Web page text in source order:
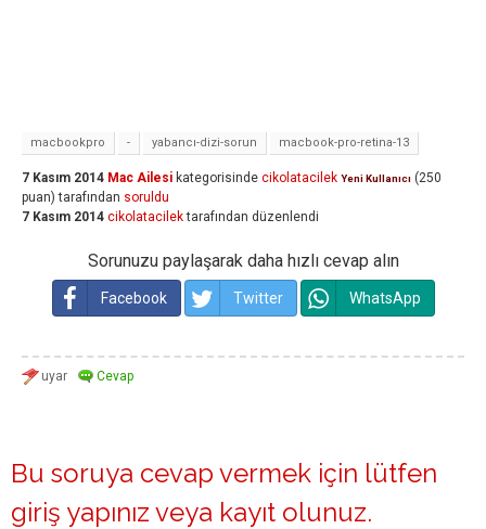
macbookpro - yabancı-dizi-sorun macbook-pro-retina-13
7 Kasım 2014 Mac Ailesi kategorisinde cikolatacilek Yeni Kullanıcı (250
puan) tarafından soruldu
7 Kasım 2014 cikolatacilektarafından düzenlendi
Sorunuzu paylaşarak daha hızlı cevap alın
Facebook Twitter WhatsApp
Bu soruya cevap vermek için lütfen
giriş yapınız veya kayıt olunuz.